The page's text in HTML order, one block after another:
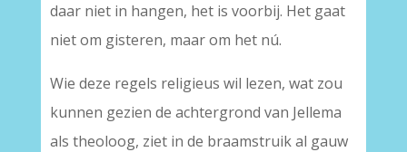
daar niet in hangen, het is voorbij. Het gaat
niet om gisteren, maar om het nú.
Wie deze regels religieus wil lezen, wat zou
kunnen gezien de achtergrond van Jellema
als theoloog, ziet in de braamstruik al gauw